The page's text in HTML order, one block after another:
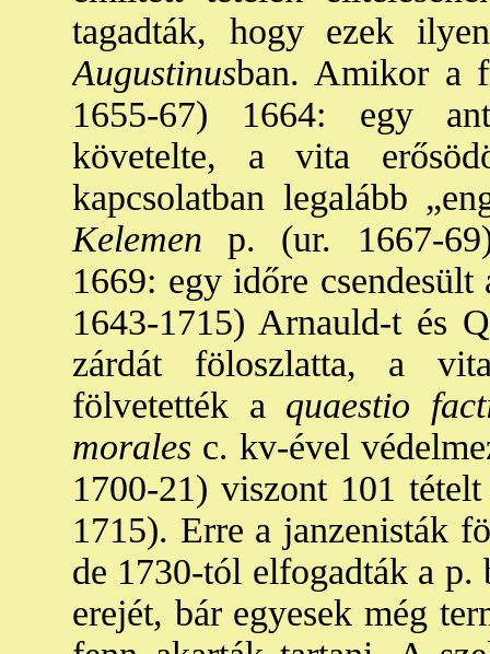
tagadták, hogy ezek
Augustinusban. Amikor a
1655-67) 1664: egy
követelte, a vita
kapcsolatban legalább
Kelemen p. (ur. 1667-69)
1669: egy időre
1643-1715) Arnauld-t és
zárdát föloszlatta, a
fölvetették a quaestio
morales c. kv-ével
1700-21) viszont 101
1715). Erre a janzenisták
de 1730-tól elfogadták a p.
erejét, bár egyesek még